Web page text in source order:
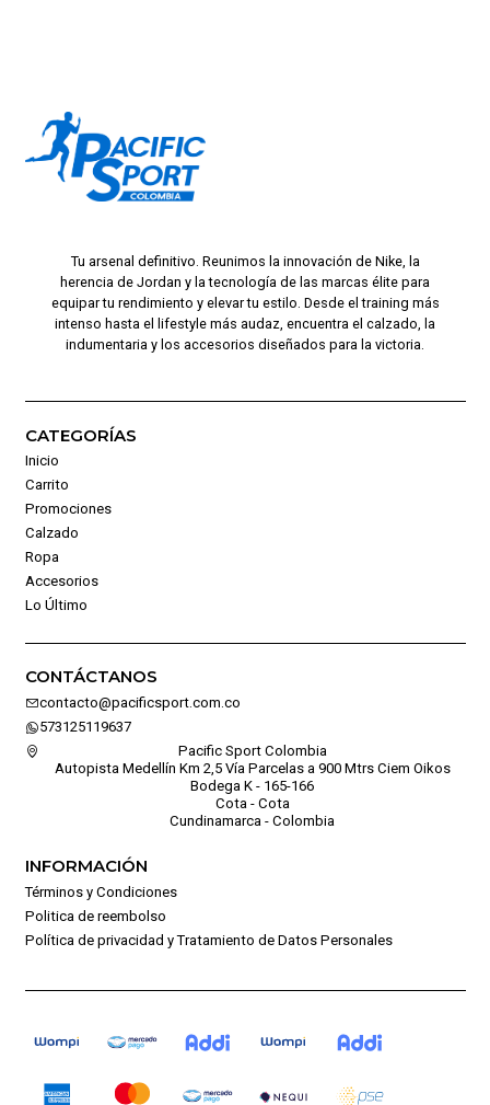
Tu arsenal definitivo. Reunimos la innovación de Nike, la
herencia de Jordan y la tecnología de las marcas élite para
equipar tu rendimiento y elevar tu estilo. Desde el training más
intenso hasta el lifestyle más audaz, encuentra el calzado, la
indumentaria y los accesorios diseñados para la victoria.
CATEGORÍAS
Inicio
Carrito
Promociones
Calzado
Ropa
Accesorios
Lo Último
CONTÁCTANOS
contacto@pacificsport.com.co
573125119637
Pacific Sport Colombia
Autopista Medellín Km 2,5 Vía Parcelas a 900 Mtrs Ciem Oikos
Bodega K - 165-166
Cota - Cota
Cundinamarca - Colombia
INFORMACIÓN
Términos y Condiciones
Politica de reembolso
Política de privacidad y Tratamiento de Datos Personales